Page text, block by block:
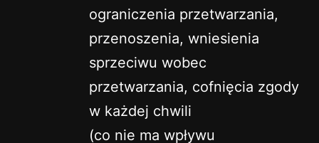
ograniczenia przetwarzania,
przenoszenia, wniesienia
sprzeciwu wobec
przetwarzania, cofnięcia zgody
w każdej chwili
(co nie ma wpływu